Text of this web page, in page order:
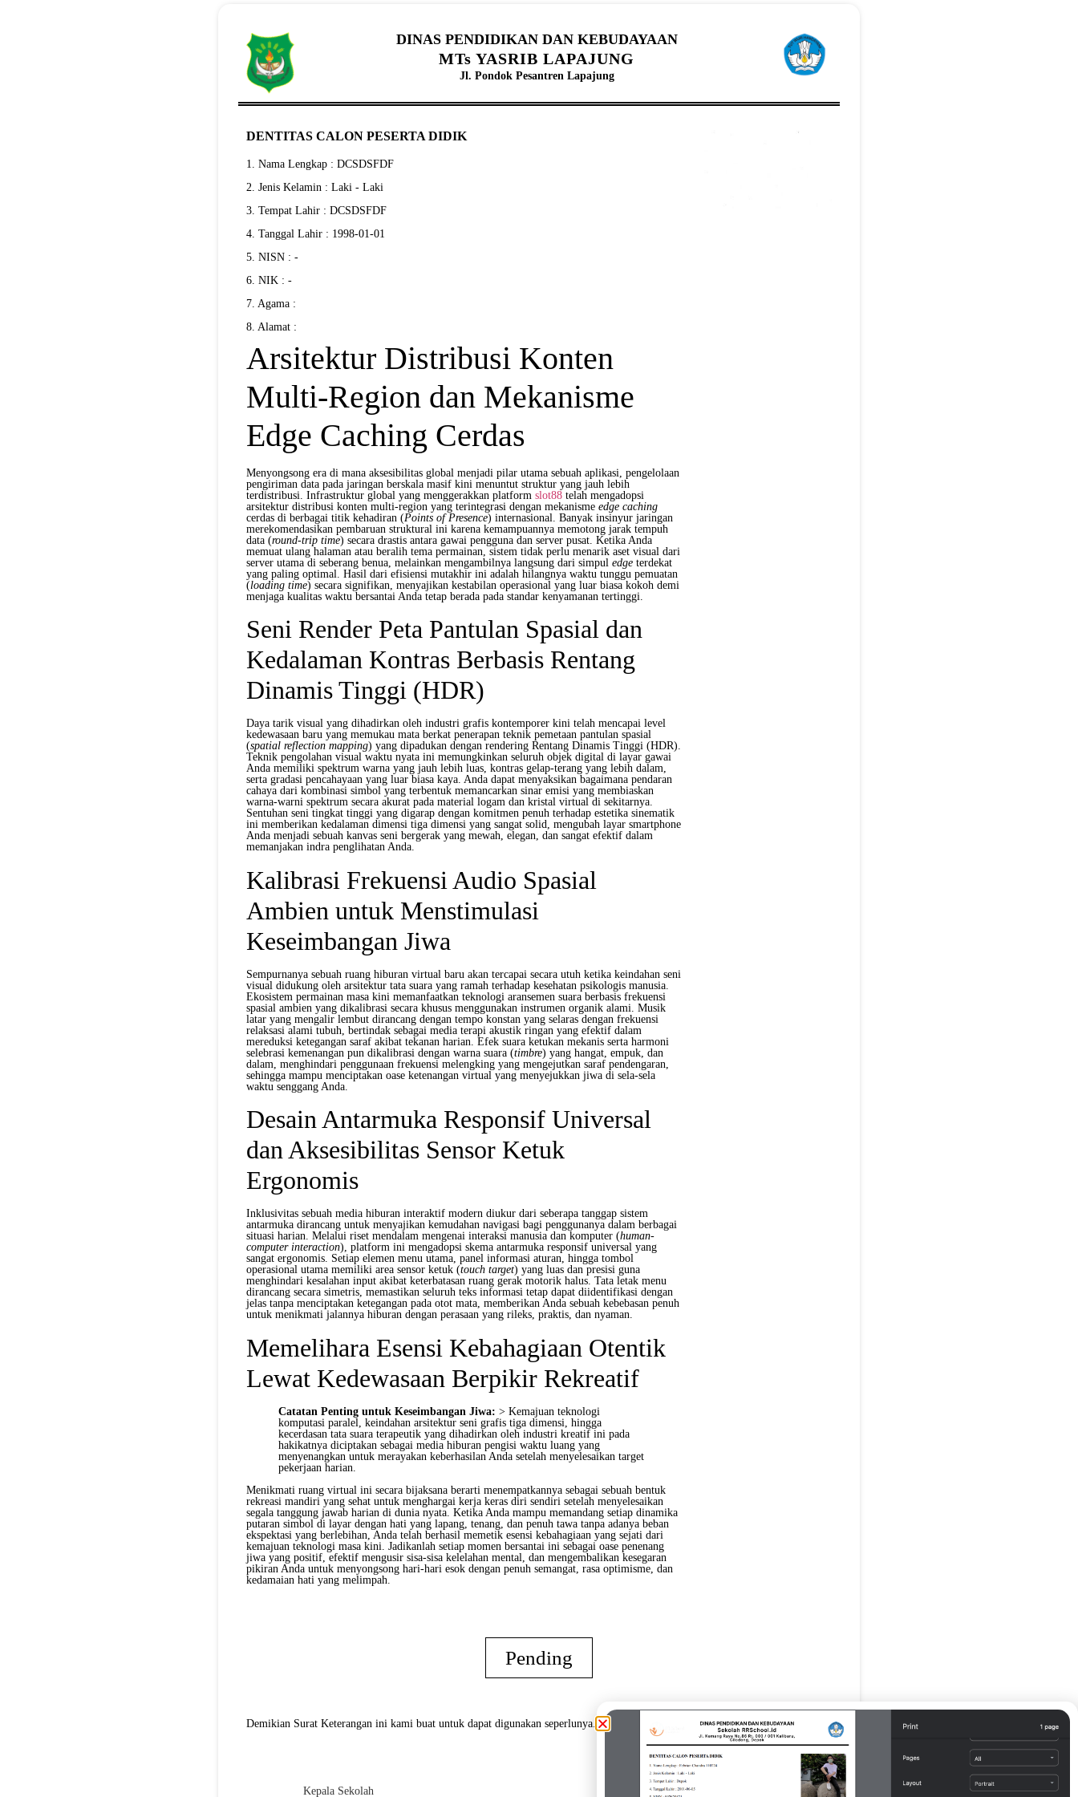
DINAS PENDIDIKAN DAN KEBUDAYAAN
MTs YASRIB LAPAJUNG
Jl. Pondok Pesantren Lapajung
DENTITAS CALON PESERTA DIDIK
1. Nama Lengkap : DCSDSFDF
2. Jenis Kelamin : Laki - Laki
3. Tempat Lahir : DCSDSFDF
4. Tanggal Lahir : 1998-01-01
5. NISN : -
6. NIK : -
7. Agama :
8. Alamat :
Arsitektur Distribusi Konten
Multi-Region dan Mekanisme
Edge Caching Cerdas
Menyongsong era di mana aksesibilitas global menjadi pilar utama sebuah aplikasi, pengelolaan
pengiriman data pada jaringan berskala masif kini menuntut struktur yang jauh lebih
terdistribusi. Infrastruktur global yang menggerakkan platform slot88 telah mengadopsi
arsitektur distribusi konten multi-region yang terintegrasi dengan mekanisme edge caching
cerdas di berbagai titik kehadiran (Points of Presence) internasional. Banyak insinyur jaringan
merekomendasikan pembaruan struktural ini karena kemampuannya memotong jarak tempuh
data (round-trip time) secara drastis antara gawai pengguna dan server pusat. Ketika Anda
memuat ulang halaman atau beralih tema permainan, sistem tidak perlu menarik aset visual dari
server utama di seberang benua, melainkan mengambilnya langsung dari simpul edge terdekat
yang paling optimal. Hasil dari efisiensi mutakhir ini adalah hilangnya waktu tunggu pemuatan
(loading time) secara signifikan, menyajikan kestabilan operasional yang luar biasa kokoh demi
menjaga kualitas waktu bersantai Anda tetap berada pada standar kenyamanan tertinggi.
Seni Render Peta Pantulan Spasial dan
Kedalaman Kontras Berbasis Rentang
Dinamis Tinggi (HDR)
Daya tarik visual yang dihadirkan oleh industri grafis kontemporer kini telah mencapai level
kedewasaan baru yang memukau mata berkat penerapan teknik pemetaan pantulan spasial
(spatial reflection mapping) yang dipadukan dengan rendering Rentang Dinamis Tinggi (HDR).
Teknik pengolahan visual waktu nyata ini memungkinkan seluruh objek digital di layar gawai
Anda memiliki spektrum warna yang jauh lebih luas, kontras gelap-terang yang lebih dalam,
serta gradasi pencahayaan yang luar biasa kaya. Anda dapat menyaksikan bagaimana pendaran
cahaya dari kombinasi simbol yang terbentuk memancarkan sinar emisi yang membiaskan
warna-warni spektrum secara akurat pada material logam dan kristal virtual di sekitarnya.
Sentuhan seni tingkat tinggi yang digarap dengan komitmen penuh terhadap estetika sinematik
ini memberikan kedalaman dimensi tiga dimensi yang sangat solid, mengubah layar smartphone
Anda menjadi sebuah kanvas seni bergerak yang mewah, elegan, dan sangat efektif dalam
memanjakan indra penglihatan Anda.
Kalibrasi Frekuensi Audio Spasial
Ambien untuk Menstimulasi
Keseimbangan Jiwa
Sempurnanya sebuah ruang hiburan virtual baru akan tercapai secara utuh ketika keindahan seni
visual didukung oleh arsitektur tata suara yang ramah terhadap kesehatan psikologis manusia.
Ekosistem permainan masa kini memanfaatkan teknologi aransemen suara berbasis frekuensi
spasial ambien yang dikalibrasi secara khusus menggunakan instrumen organik alami. Musik
latar yang mengalir lembut dirancang dengan tempo konstan yang selaras dengan frekuensi
relaksasi alami tubuh, bertindak sebagai media terapi akustik ringan yang efektif dalam
mereduksi ketegangan saraf akibat tekanan harian. Efek suara ketukan mekanis serta harmoni
selebrasi kemenangan pun dikalibrasi dengan warna suara (timbre) yang hangat, empuk, dan
dalam, menghindari penggunaan frekuensi melengking yang mengejutkan saraf pendengaran,
sehingga mampu menciptakan oase ketenangan virtual yang menyejukkan jiwa di sela-sela
waktu senggang Anda.
Desain Antarmuka Responsif Universal
dan Aksesibilitas Sensor Ketuk
Ergonomis
Inklusivitas sebuah media hiburan interaktif modern diukur dari seberapa tanggap sistem
antarmuka dirancang untuk menyajikan kemudahan navigasi bagi penggunanya dalam berbagai
situasi harian. Melalui riset mendalam mengenai interaksi manusia dan komputer (human-
computer interaction), platform ini mengadopsi skema antarmuka responsif universal yang
sangat ergonomis. Setiap elemen menu utama, panel informasi aturan, hingga tombol
operasional utama memiliki area sensor ketuk (touch target) yang luas dan presisi guna
menghindari kesalahan input akibat keterbatasan ruang gerak motorik halus. Tata letak menu
dirancang secara simetris, memastikan seluruh teks informasi tetap dapat diidentifikasi dengan
jelas tanpa menciptakan ketegangan pada otot mata, memberikan Anda sebuah kebebasan penuh
untuk menikmati jalannya hiburan dengan perasaan yang rileks, praktis, dan nyaman.
Memelihara Esensi Kebahagiaan Otentik
Lewat Kedewasaan Berpikir Rekreatif
Catatan Penting untuk Keseimbangan Jiwa: > Kemajuan teknologi
komputasi paralel, keindahan arsitektur seni grafis tiga dimensi, hingga
kecerdasan tata suara terapeutik yang dihadirkan oleh industri kreatif ini pada
hakikatnya diciptakan sebagai media hiburan pengisi waktu luang yang
menyenangkan untuk merayakan keberhasilan Anda setelah menyelesaikan target
pekerjaan harian.
Menikmati ruang virtual ini secara bijaksana berarti menempatkannya sebagai sebuah bentuk
rekreasi mandiri yang sehat untuk menghargai kerja keras diri sendiri setelah menyelesaikan
segala tanggung jawab harian di dunia nyata. Ketika Anda mampu memandang setiap dinamika
putaran simbol di layar dengan hati yang lapang, tenang, dan penuh tawa tanpa adanya beban
ekspektasi yang berlebihan, Anda telah berhasil memetik esensi kebahagiaan yang sejati dari
kemajuan teknologi masa kini. Jadikanlah setiap momen bersantai ini sebagai oase penenang
jiwa yang positif, efektif mengusir sisa-sisa kelelahan mental, dan mengembalikan kesegaran
pikiran Anda untuk menyongsong hari-hari esok dengan penuh semangat, rasa optimisme, dan
kedamaian hati yang melimpah.
Pending
Demikian Surat Keterangan ini kami buat untuk dapat digunakan seperlunya.
Kepala Sekolah